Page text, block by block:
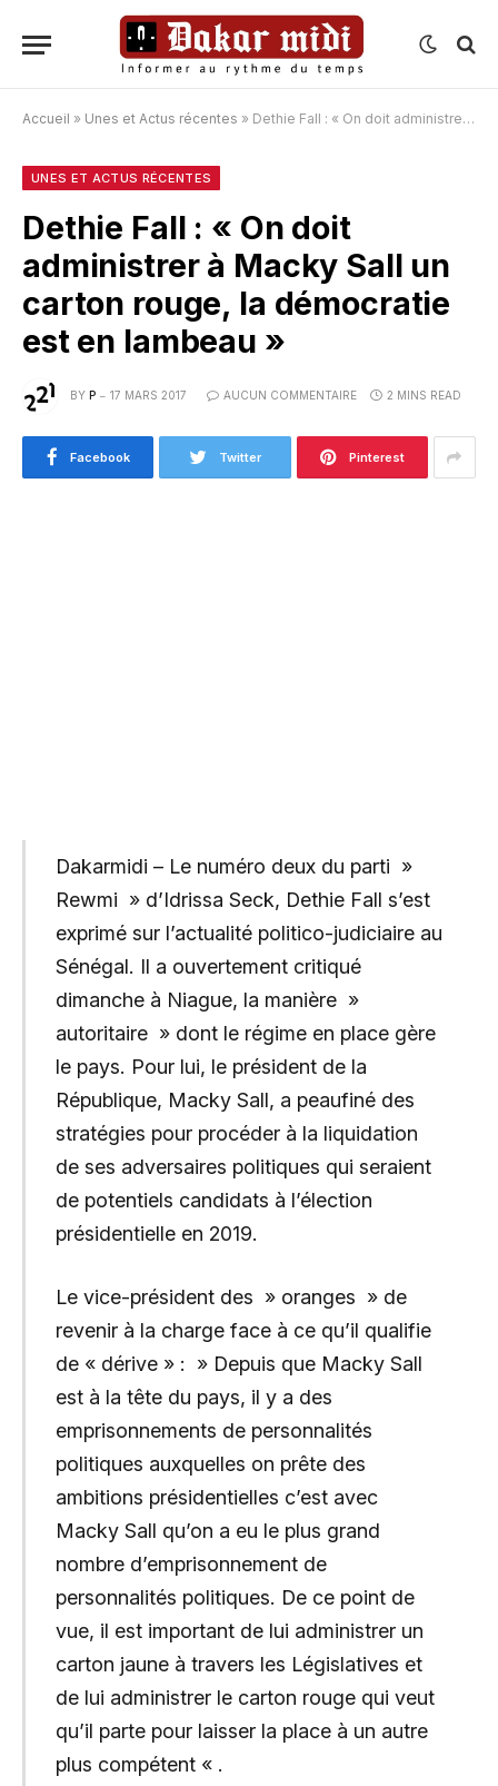
Accueil » Unes et Actus récentes » Dethie Fall : « On doit administrer à Macky Sall un carton rouge, la démocratie est en lambeau »
UNES ET ACTUS RÉCENTES
Dethie Fall : « On doit
administrer à Macky Sall un
carton rouge, la démocratie
est en lambeau »
BY P 17 MARS 2017 AUCUN COMMENTAIRE 2 MINS READ
Facebook Twitter Pinterest
Dakarmidi – Le numéro deux du parti »
Rewmi » d’Idrissa Seck, Dethie Fall s’est
exprimé sur l’actualité politico-judiciaire au
Sénégal. Il a ouvertement critiqué
dimanche à Niague, la manière »
autoritaire » dont le régime en place gère
le pays. Pour lui, le président de la
République, Macky Sall, a peaufiné des
stratégies pour procéder à la liquidation
de ses adversaires politiques qui seraient
de potentiels candidats à l’élection
présidentielle en 2019.
Le vice-président des » oranges » de
revenir à la charge face à ce qu’il qualifie
de « dérive » : » Depuis que Macky Sall
est à la tête du pays, il y a des
emprisonnements de personnalités
politiques auxquelles on prête des
ambitions présidentielles c’est avec
Macky Sall qu’on a eu le plus grand
nombre d’emprisonnement de
personnalités politiques. De ce point de
vue, il est important de lui administrer un
carton jaune à travers les Législatives et
de lui administrer le carton rouge qui veut
qu’il parte pour laisser la place à un autre
plus compétent « .